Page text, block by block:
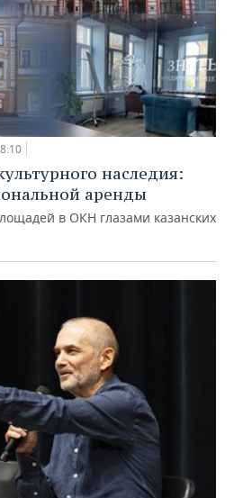
наследия:
аренды
в ОКН глазами казанских